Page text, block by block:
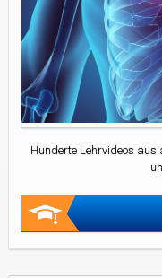
Hunderte Lehrvideos aus